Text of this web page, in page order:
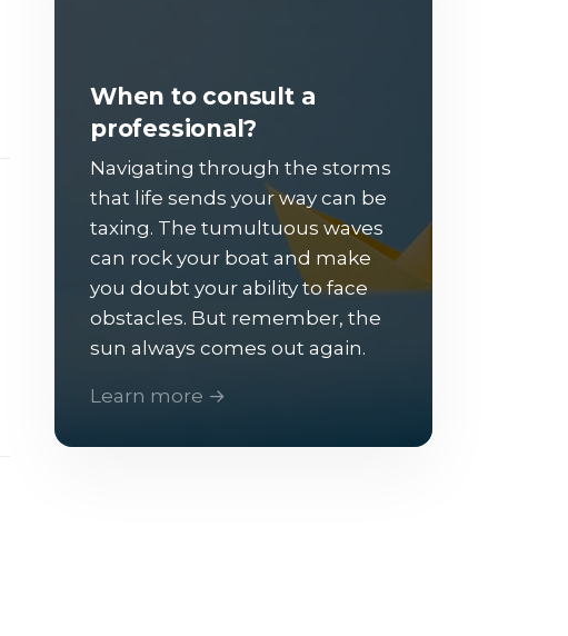
When to consult a
professional?
Navigating through the storms
that life sends your way can be
taxing. The tumultuous waves
can rock your boat and make
you doubt your ability to face
obstacles. But remember, the
sun always comes out again.
Learn more →